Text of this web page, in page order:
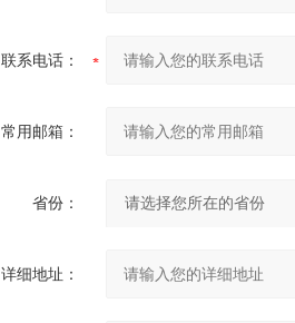
联系电话：
常用邮箱：
省份：
详细地址：